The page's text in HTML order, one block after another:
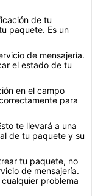
de tu
paquete. Es un
de mensajería.
el estado de tu
en el campo
para
te llevará a una
de tu paquete y su
tu paquete, no
de mensajería.
problema